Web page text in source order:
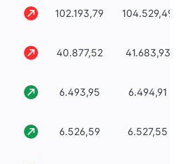
102.193,79 104.529,49
40.877,52 41.683,93
6.493,95 6.494,91
6.526,59 6.527,55